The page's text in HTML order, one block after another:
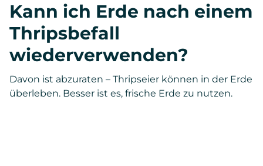
Kann ich Erde nach einem
Thripsbefall
wiederverwenden?
Davon ist abzuraten – Thripseier können in der Erde
überleben. Besser ist es, frische Erde zu nutzen.